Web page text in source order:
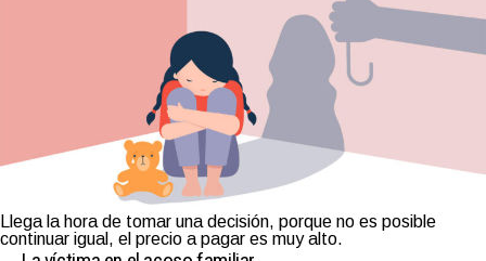
Llega la hora de tomar una decisión, porque no es posible
continuar igual, el precio a pagar es muy alto.